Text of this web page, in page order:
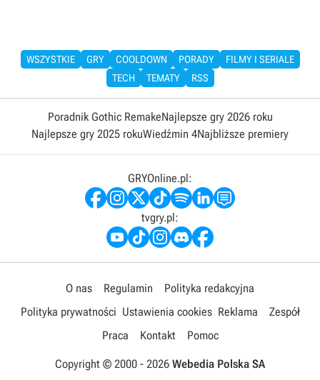
WSZYSTKIE GRY COOLDOWN PORADY
FILMY I SERIALE
TECH
TEMATY RSS
Poradnik Gothic RemakeNajlepsze gry 2026 roku
Najlepsze gry 2025 rokuWiedźmin 4Najbliższe premiery
GRYOnline.pl:
tvgry.pl:
O nas Regulamin
Polityka redakcyjna
Polityka prywatności Ustawienia cookies Reklama
Zespół
Praca
Kontakt Pomoc
Copyright © 2000 - 2026 Webedia Polska SA